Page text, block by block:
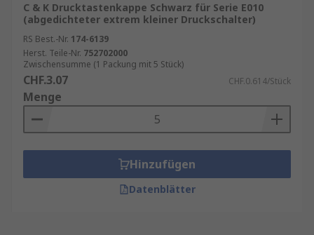
C & K Drucktastenkappe Schwarz für Serie E010
(abgedichteter extrem kleiner Druckschalter)
RS Best.-Nr. 174-6139
Herst. Teile-Nr. 752702000
Zwischensumme (1 Packung mit 5 Stück)
CHF.3.07 CHF.0.614/Stück
Menge
Hinzufügen
Datenblätter